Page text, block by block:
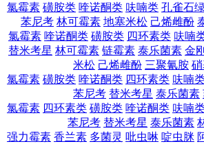
氯霉素 磺胺类 喹诺酮类 呋喃类 孔雀石
苯尼考 林可霉素 地塞米松 己烯雌酚
氯霉素 喹诺酮类 磺胺类 四环素类 呋喃
替米考星 林可霉素 链霉素 泰乐菌素 金
米松 己烯雌酚 三聚氰胺
氯霉素 磺胺类 喹诺酮类 四环素类 呋喃
苯尼考 替米考星 泰乐菌素
氯霉素 四环素类 磺胺类 喹诺酮类 呋喃
苯尼考 替米考星 泰乐菌素
强力霉素 香兰素 多菌灵 吡虫啉 啶虫脒